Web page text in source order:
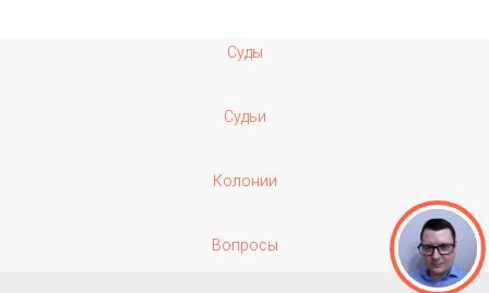
Суды
Судьи
Колонии
Вопросы